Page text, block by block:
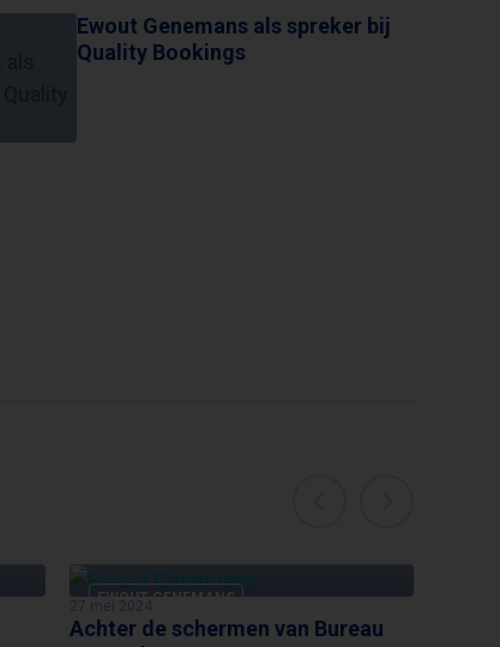
Ewout Genemans als spreker bij
Quality Bookings
EWOUT GENEMANS
Achter de schermen van Bureau